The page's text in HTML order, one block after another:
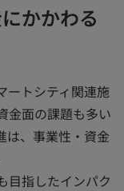
かかわる
ートシティ関連施
金面の課題も多い
は、事業性・資金
目指したインパク